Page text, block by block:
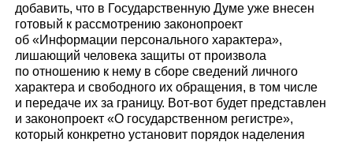
добавить, что в Государственную Думе уже внесен
готовый к рассмотрению законопроект
об «Информации персонального характера»,
лишающий человека защиты от произвола
по отношению к нему в сборе сведений личного
характера и свободного их обращения, в том числе
и передаче их за границу. Вот-вот будет представлен
и законопроект «О государственном регистре»,
который конкретно установит порядок наделения